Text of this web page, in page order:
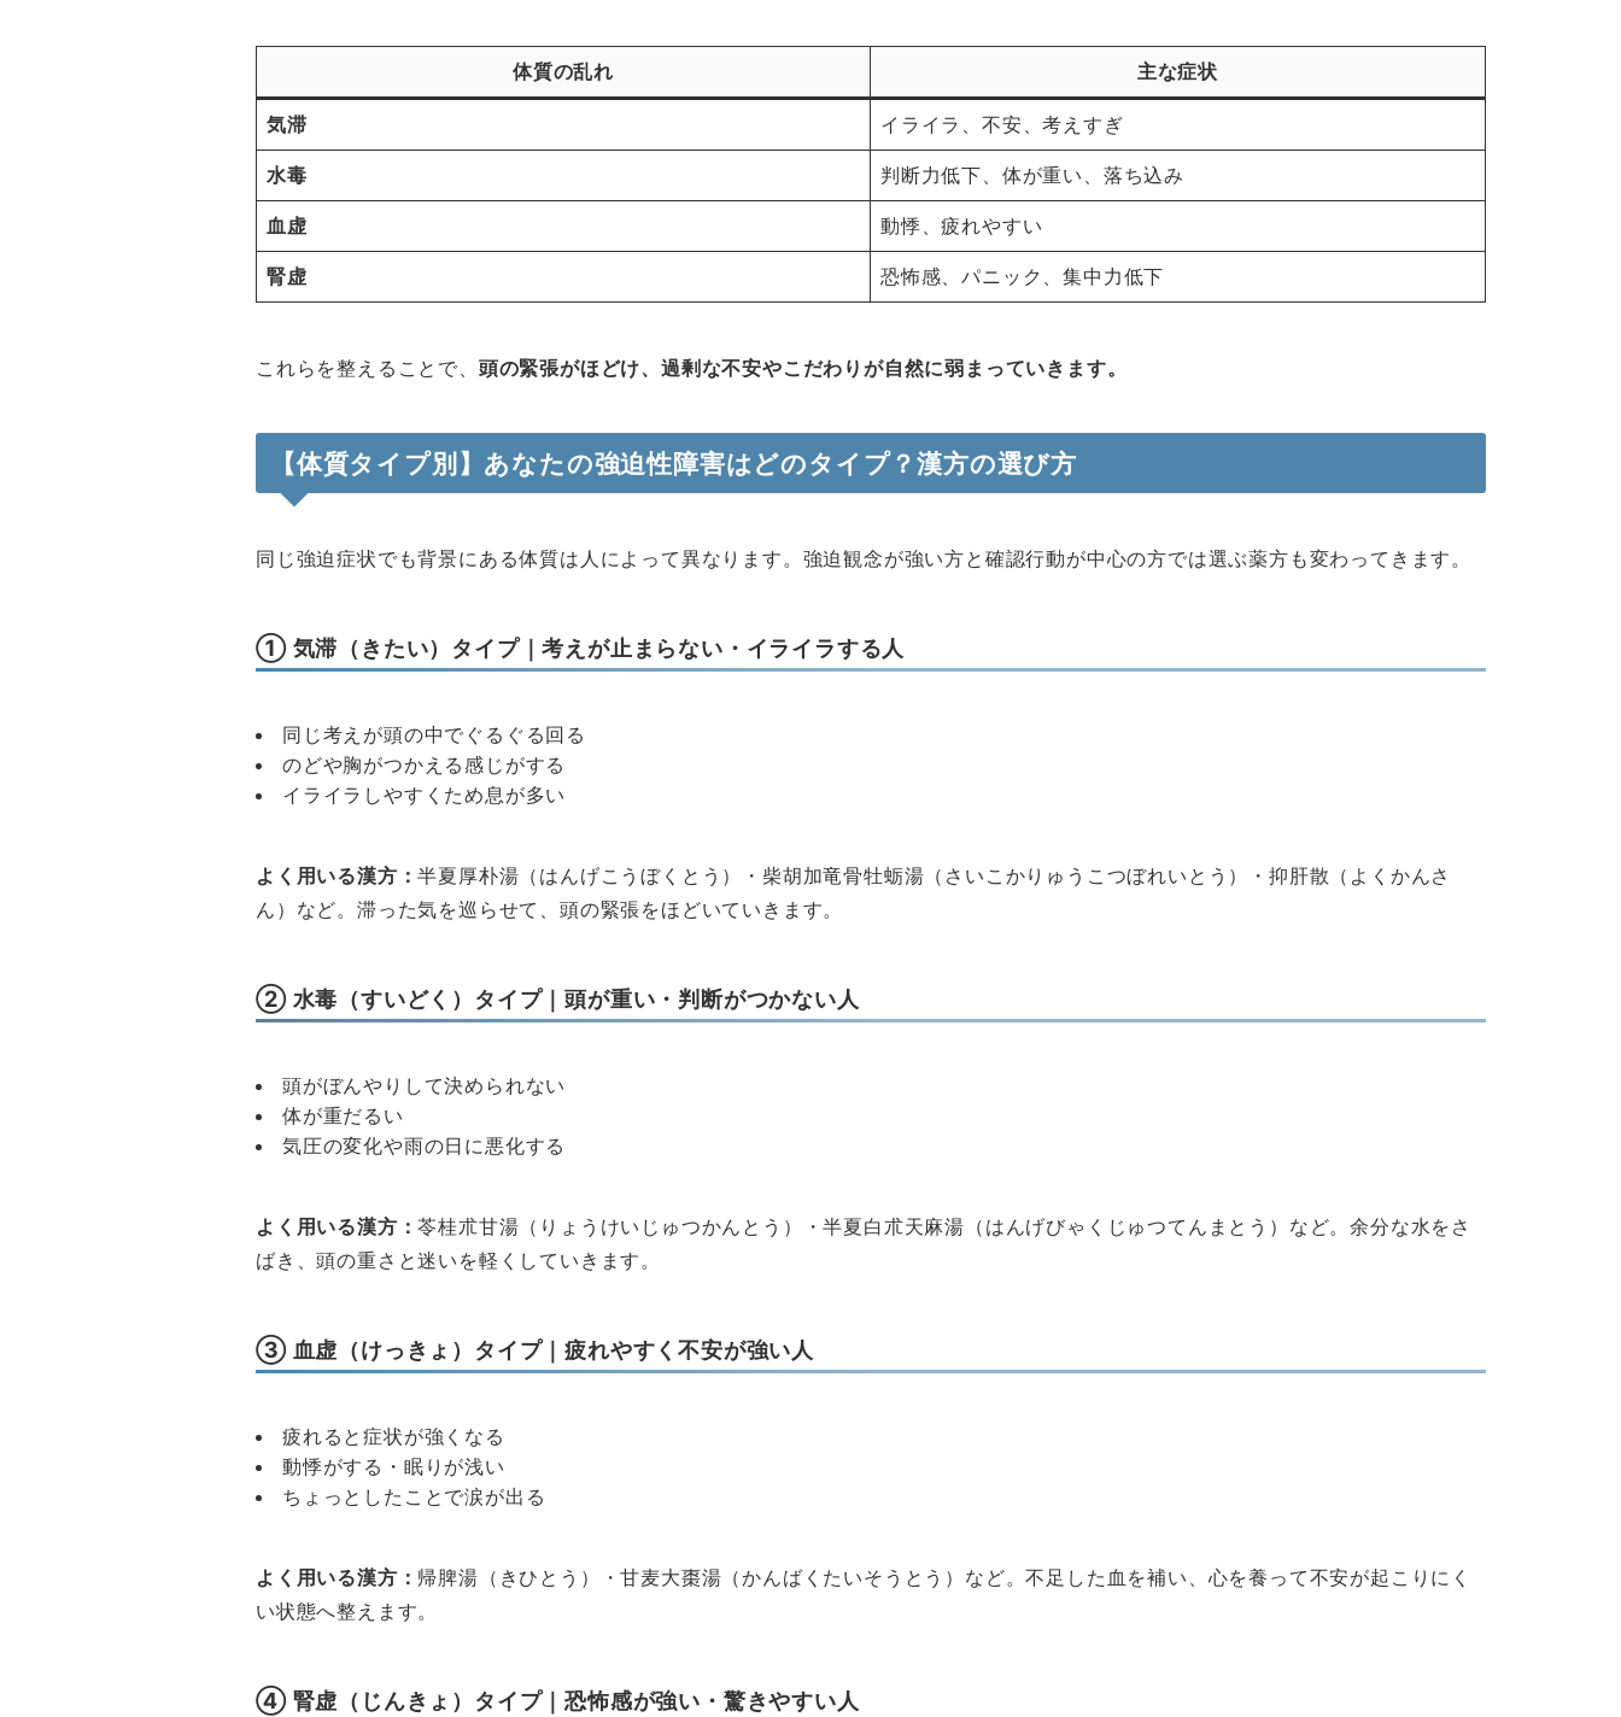
体質の乱れ 主な症状
気滞 イライラ、不安、考えすぎ
水毒 判断力低下、体が重い、落ち込み
血虚 動悸、疲れやすい
腎虚 恐怖感、パニック、集中力低下
これらを整えることで、 頭の緊張がほどけ、過剰な不安やこだわりが自然に弱まっていきます。
【体質タイプ別】あなたの強迫性障害はどのタイプ？漢方の選び方
同じ強迫症状でも背景にある体質は人によって異なります。強迫観念が強い方と確認行動が中心の方では選ぶ薬方も変わってきます。
① 気滞（きたい）タイプ｜考えが止まらない・イライラする人
同じ考えが頭の中でぐるぐる回る
のどや胸がつかえる感じがする
イライラしやすくため息が多い
よく用いる漢方：半夏厚朴湯（はんげこうぼくとう）・柴胡加竜骨牡蛎湯（さいこかりゅうこつぼれいとう）・抑肝散（よくかんさ
ん）など。滞った気を巡らせて、頭の緊張をほどいていきます。
② 水毒（すいどく）タイプ｜頭が重い・判断がつかない人
頭がぼんやりして決められない
体が重だるい
気圧の変化や雨の日に悪化する
よく用いる漢方：苓桂朮甘湯（りょうけいじゅつかんとう）・半夏白朮天麻湯（はんげびゃくじゅつてんまとう）など。余分な水をさ
ばき、頭の重さと迷いを軽くしていきます。
③ 血虚（けっきょ）タイプ｜疲れやすく不安が強い人
疲れると症状が強くなる
動悸がする・眠りが浅い
ちょっとしたことで涙が出る
よく用いる漢方： 帰脾湯（きひとう）・甘麦大棗湯（かんばくたいそうとう）など。不足した血を補い、心を養って不安が起こりにく
い状態へ整えます。
④ 腎虚（じんきょ）タイプ｜恐怖感が強い・驚きやすい人